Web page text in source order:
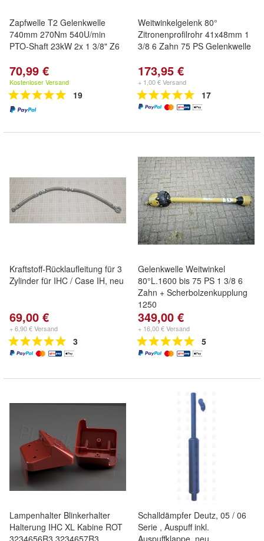
Zapfwelle T2 Gelenkwelle
740mm 270Nm 540U/min
PTO-Shaft 23kW 2x 1 3/8" Z6
70,99 €
Kostenloser Versand
19
Weitwinkelgelenk 80°
Zitronenprofilrohr 41x48mm 1
3/8 6 Zahn 75 PS Gelenkwelle
173,95 €
+ 1,00 € Versand
17
Kraftstoff-Rücklaufleitung für 3
Zylinder für IHC / Case IH, neu
69,00 €
+ 6,90 € Versand
3
Gelenkwelle Weitwinkel
80°L.1600 bis 75 PS 1 3/8 6
Zahn + Scherbolzenkupplung
1250
349,00 €
+ 16,00 € Versand
5
Lampenhalter Blinkerhalter
Halterung IHC XL Kabine ROT
3234656R3 3234657R3
Schalldämpfer Deutz, 05 / 06
Serie , Auspuff inkl.
Auspuffklappe, neu